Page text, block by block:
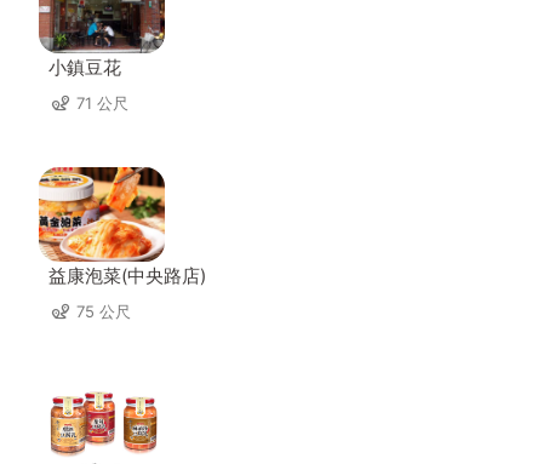
小鎮豆花
71 公尺
益康泡菜(中央路店)
75 公尺